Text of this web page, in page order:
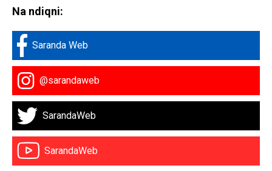
Na ndiqni:
Saranda Web
@sarandaweb
SarandaWeb
SarandaWeb